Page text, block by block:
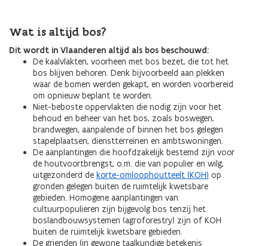
Wat is altijd bos?
Dit wordt in Vlaanderen altijd als bos beschouwd:
De kaalvlakten, voorheen met bos bezet, die tot het
bos blijven behoren. Denk bijvoorbeeld aan plekken
waar de bomen werden gekapt, en worden voorbereid
om opnieuw beplant te worden.
Niet-beboste oppervlakten die nodig zijn voor het
behoud en beheer van het bos, zoals boswegen,
brandwegen, aanpalende of binnen het bos gelegen
stapelplaatsen, dienstterreinen en ambtswoningen.
De aanplantingen die hoofdzakelijk bestemd zijn voor
de houtvoortbrengst, o.m. die van populier en wilg,
uitgezonderd de korte-omloophoutteelt (KOH) op
gronden gelegen buiten de ruimtelijk kwetsbare
gebieden. Homogene aanplantingen van
cultuurpopulieren zijn bijgevolg bos tenzij het
boslandbouwsystemen (agroforestry) zijn of KOH
buiten de ruimtelijk kwetsbare gebieden.
De grienden (in gewone taalkundige betekenis